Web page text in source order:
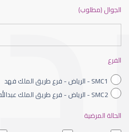
ضعف نظر الاطفال
ضعف نظر العين اليسرى
الجوال (مطلوب)
الفرع
SMC1 - الرياض - فرع طريق الملك فهد
SMC2 - الرياض - فرع طريق الملك عبدالله
الحالة المرضية